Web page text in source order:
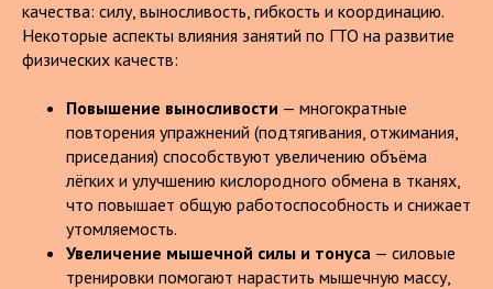
качества: силу, выносливость, гибкость и координацию.
Некоторые аспекты влияния занятий по ГТО на развитие
физических качеств:
Повышение выносливости — многократные
повторения упражнений (подтягивания, отжимания,
приседания) способствуют увеличению объёма
лёгких и улучшению кислородного обмена в тканях,
что повышает общую работоспособность и снижает
утомляемость.
Увеличение мышечной силы и тонуса — силовые
тренировки помогают нарастить мышечную массу,